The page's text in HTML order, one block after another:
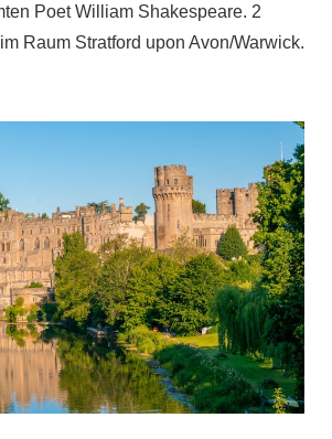
Poet William Shakespeare. 2
Raum Stratford upon Avon/Warwick.